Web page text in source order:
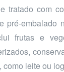
tratado com
pré-embalado
frutas e
leite ou